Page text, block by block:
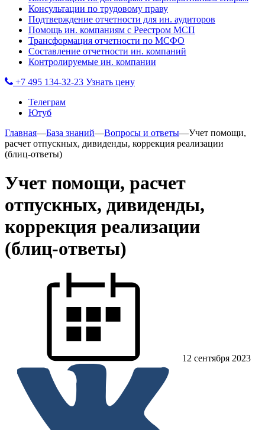
Консультации по трудовому праву
Подтверждение отчетности для ин. аудиторов
Помощь ин. компаниям с Реестром МСП
Трансформация отчетности по МСФО
Составление отчетности ин. компаний
Контролируемые ин. компании
+7 495 134-32-23 Узнать цену
Телеграм
Ютуб
Главная—База знаний—Вопросы и ответы—Учет помощи,
расчет отпускных, дивиденды, коррекция реализации
(блиц-ответы)
Учет помощи, расчет
отпускных, дивиденды,
коррекция реализации
(блиц-ответы)
12 сентября 2023